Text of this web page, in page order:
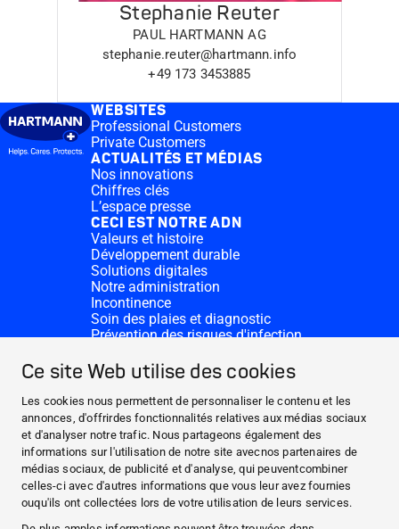
Ce site Web utilise des cookies
Les cookies nous permettent de personnaliser le contenu et les
annonces, d'offrirdes fonctionnalités relatives aux médias sociaux
et d'analyser notre trafic. Nous partageons également des
informations sur l'utilisation de notre site avecnos partenaires de
médias sociaux, de publicité et d'analyse, qui peuventcombiner
celles-ci avec d'autres informations que vous leur avez fournies
ouqu'ils ont collectées lors de votre utilisation de leurs services.
Stephanie Reuter
PAUL HARTMANN AG
stephanie.reuter@hartmann.info
+49 173 3453885
WEBSITES
Professional Customers
Private Customers
ACTUALITÉS ET MÉDIAS
Nos innovations
Chiffres clés
L’espace presse
CECI EST NOTRE ADN
Valeurs et histoire
Développement durable
Solutions digitales
Notre administration
Incontinence
Soin des plaies et diagnostic
Prévention des risques d'infection
CONTACT
Dons
Nos sites HARTMANN
WEBSITES
ACTUALITÉS ET MÉDIAS
CECI EST NOTRE ADN
CONTACT